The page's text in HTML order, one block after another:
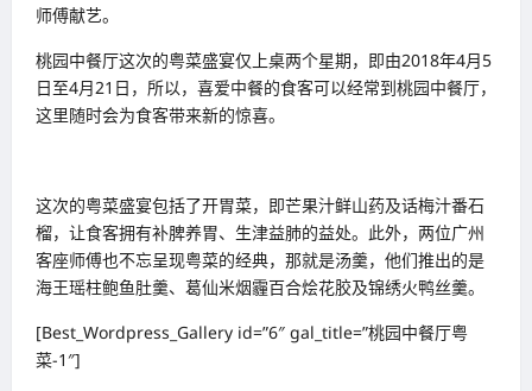
师傅献艺。
桃园中餐厅这次的粤菜盛宴仅上桌两个星期，即由2018年4月5
日至4月21日，所以，喜爱中餐的食客可以经常到桃园中餐厅，
这里随时会为食客带来新的惊喜。
这次的粤菜盛宴包括了开胃菜，即芒果汁鲜山药及话梅汁番石
榴，让食客拥有补脾养胃、生津益肺的益处。此外，两位广州
客座师傅也不忘呈现粤菜的经典，那就是汤羹，他们推出的是
海王瑶柱鲍鱼肚羹、葛仙米烟霾百合烩花胶及锦绣火鸭丝羹。
[Best_Wordpress_Gallery id=”6″ gal_title=”桃园中餐厅粤
菜-1″]